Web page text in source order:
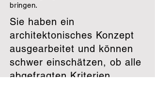
bringen.
Sie haben ein
architektonisches Konzept
ausgearbeitet und können
schwer einschätzen, ob alle
abgefragten Kriterien